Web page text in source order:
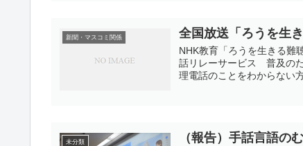
新聞・マスコミ関係 全国放送「ろうを生
NHK教育「ろうを生きる難
話リレーサービス 普及の
理電話のことをわからない
未分類 （報告）手話言語の